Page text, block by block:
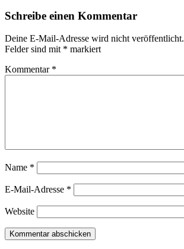
Schreibe einen Kommentar
Deine E-Mail-Adresse wird nicht veröffentlicht.
Felder sind mit * markiert
Kommentar *
Name *
E-Mail-Adresse *
Website